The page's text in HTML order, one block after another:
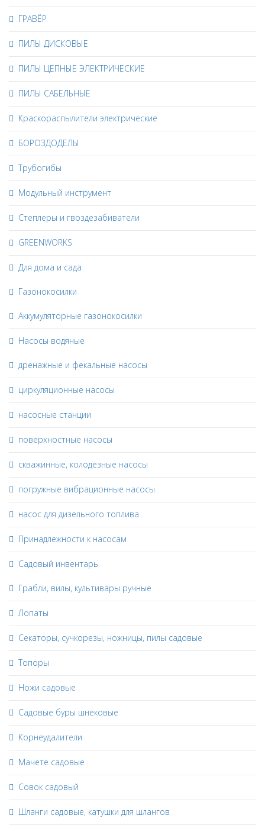
ГРАВЁР
ПИЛЫ ДИСКОВЫЕ
ПИЛЫ ЦЕПНЫЕ ЭЛЕКТРИЧЕСКИЕ
ПИЛЫ САБЕЛЬНЫЕ
Краскораспылители электрические
БОРОЗДОДЕЛЫ
Трубогибы
Модульный инструмент
Степлеры и гвоздезабиватели
GREENWORKS
Для дома и сада
Газонокосилки
Аккумуляторные газонокосилки
Насосы водяные
дренажные и фекальные насосы
циркуляционные насосы
насосные станции
поверхностные насосы
скважинные, колодезные насосы
погружные вибрационные насосы
насос для дизельного топлива
Принадлежности к насосам
Садовый инвентарь
Грабли, вилы, культивары ручные
Лопаты
Секаторы, сучкорезы, ножницы, пилы садовые
Топоры
Ножи садовые
Садовые буры шнековые
Корнеудалители
Мачете садовые
Совок садовый
Шланги садовые, катушки для шлангов